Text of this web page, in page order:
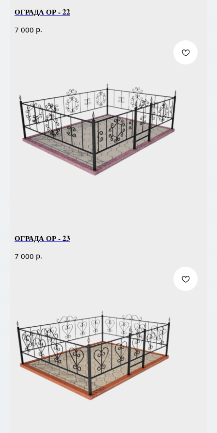
ОГРАДА ОР - 22
7 000 р.
ОГРАДА ОР - 23
7 000 р.